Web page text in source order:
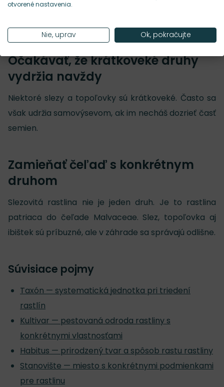
choroby. Najmä topoľovkám prospieva slnko a
Očakávať, že krátkoveké druhy
vydržia navždy
Niektoré slezy a topoľovky sú krátkoveké. Často sa
však udržia samovýsevom, ak im necháš dozrieť časť
semien.
Zamieňať čeľaď s konkrétnym
druhom
Slezovitá rastlina nie je jeden druh. Je to rastlina
patriaca do čeľade Malvaceae. Slez, topoľovka aj
ibištek sú príbuzné, ale v záhrade sa správajú odlišne.
Súvisiace pojmy
Taxón — systematická jednotka pri triedení
rastlín
Kultivar — pestovaná odroda rastliny s
konkrétnymi vlastnosťami
Habitus — prirodzený tvar a spôsob rastu rastliny
Stanovište — miesto s konkrétnymi podmienkami
pre rastlinu
otvorené nastavenia.
Nie, uprav Ok, pokračujte